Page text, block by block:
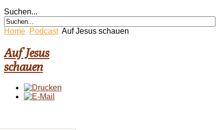
Suchen...
Home Podcast Auf Jesus schauen
Auf Jesus
schauen